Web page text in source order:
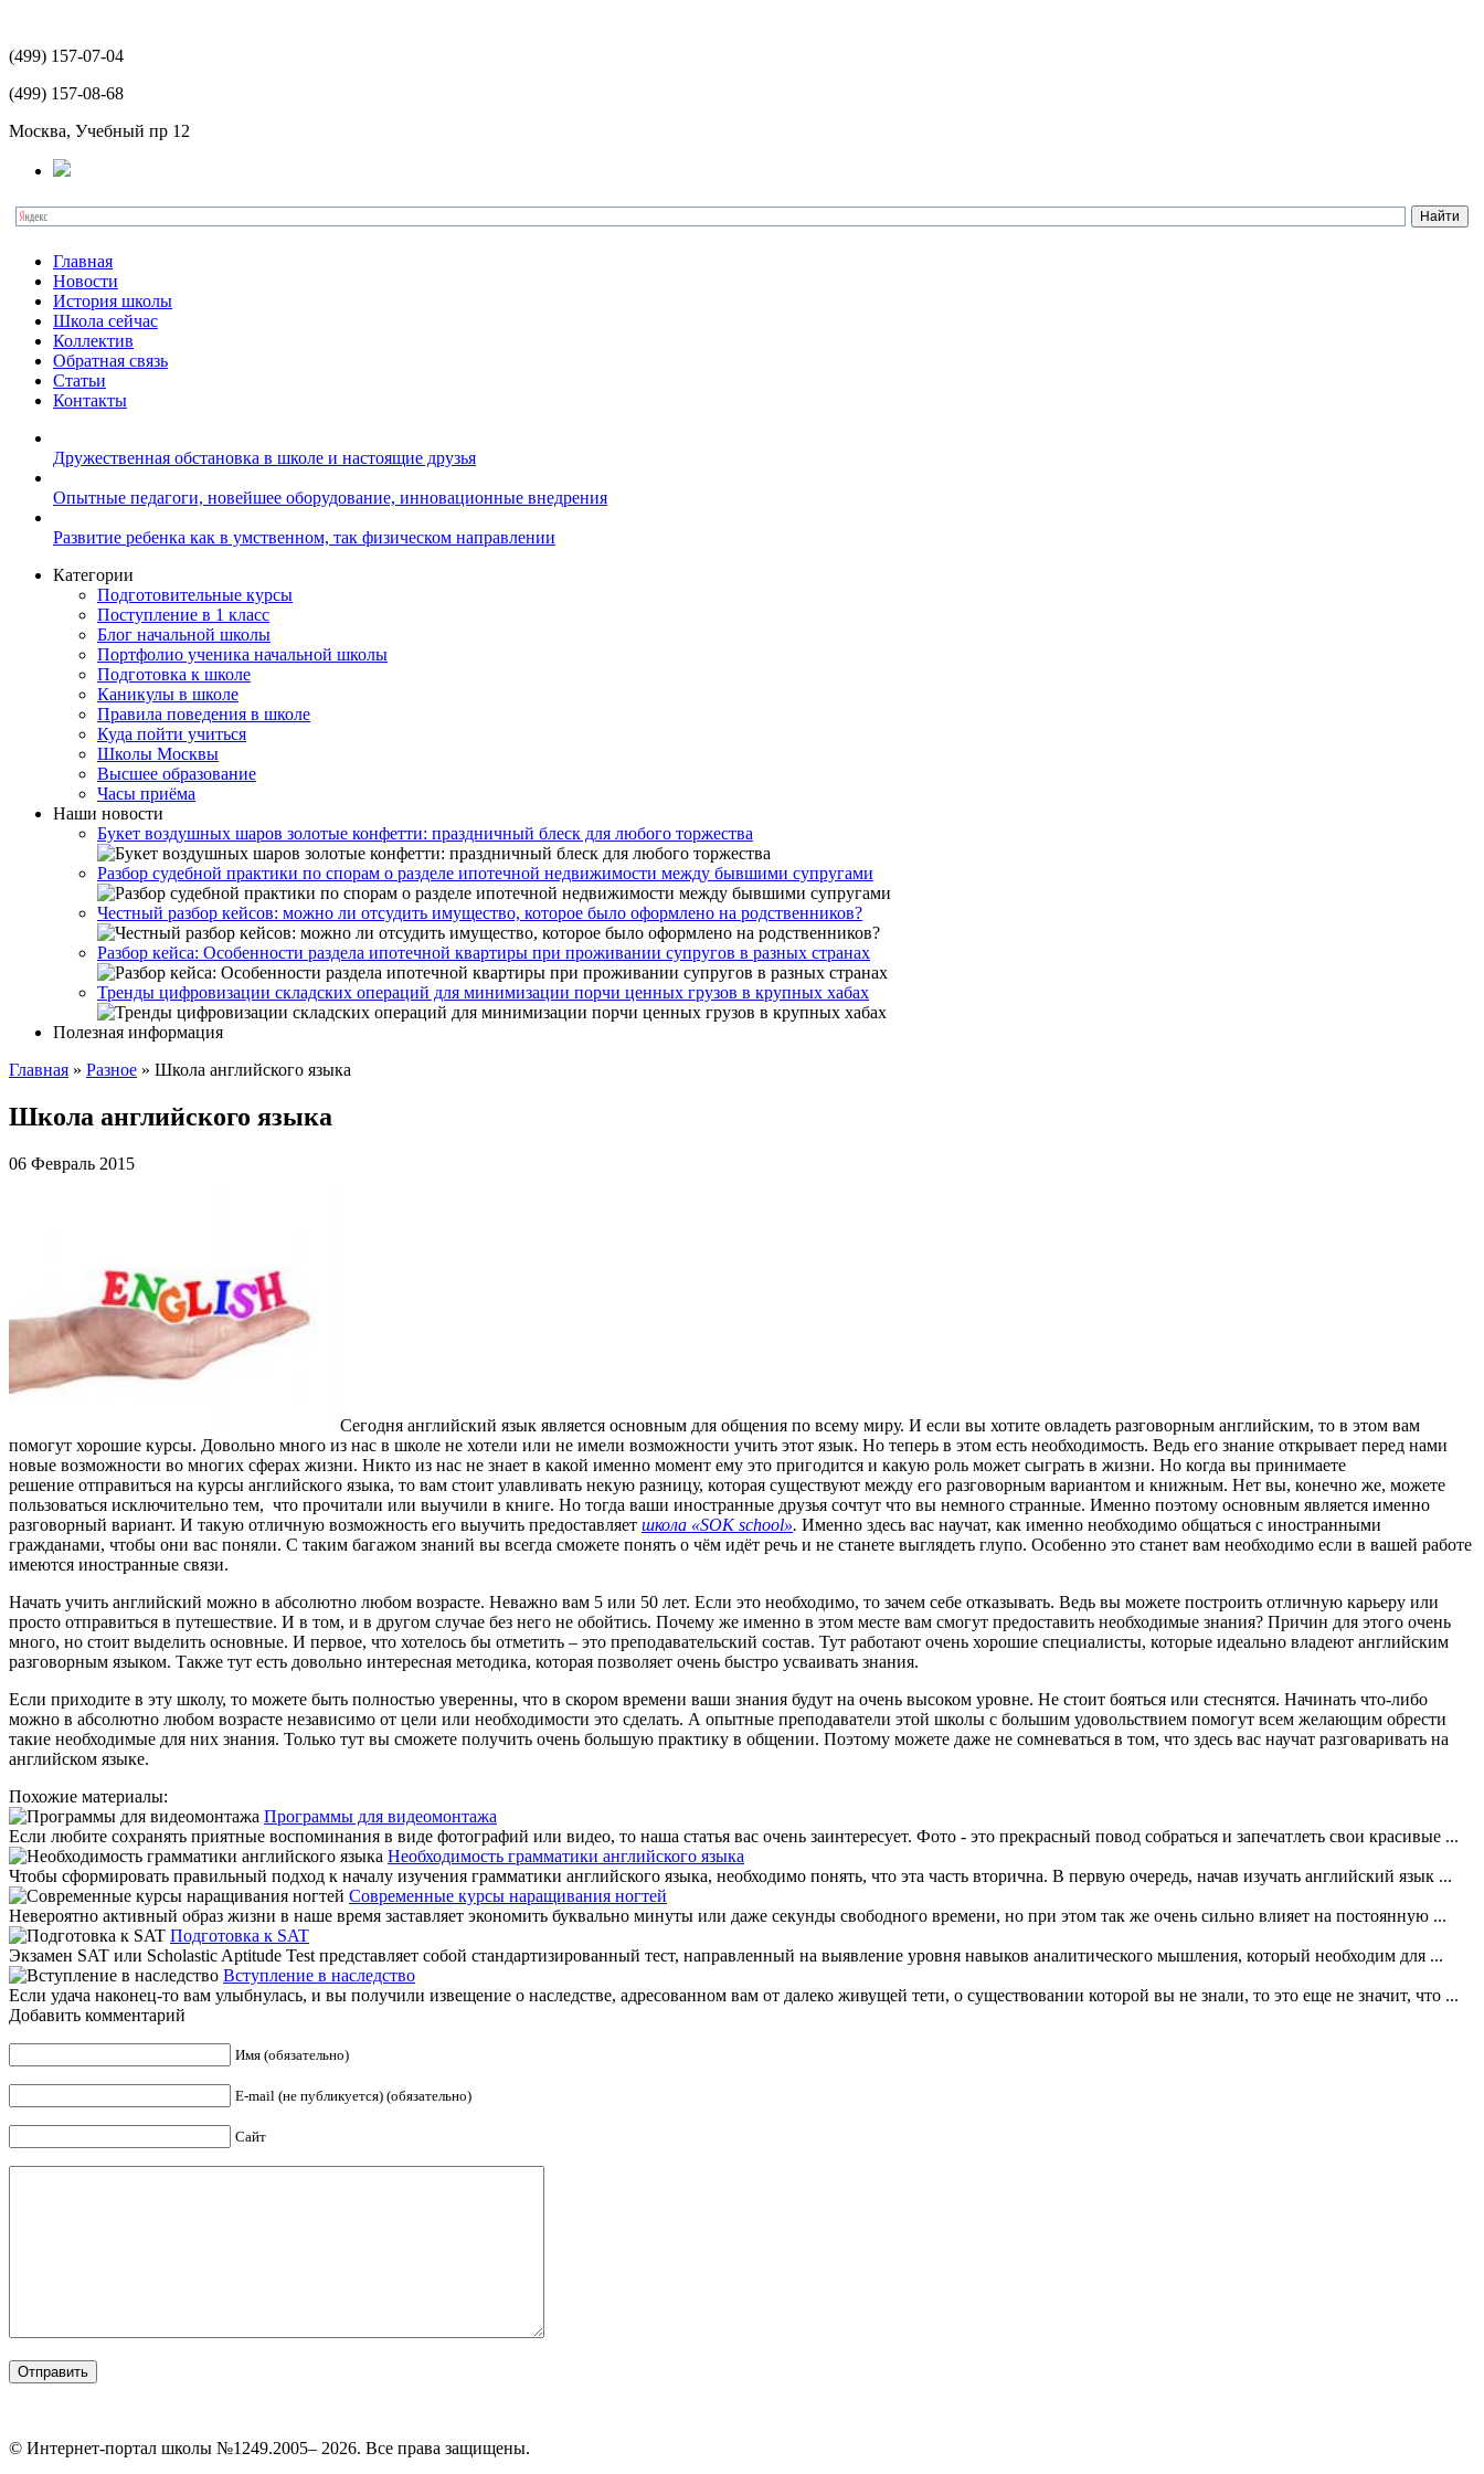
(499) 157-07-04
(499) 157-08-68
Москва, Учебный пр 12
Главная
Новости
История школы
Школа сейчас
Коллектив
Обратная связь
Статьи
Контакты
Дружественная обстановка в школе и настоящие друзья
Опытные педагоги, новейшее оборудование, инновационные внедрения
Развитие ребенка как в умственном, так физическом направлении
Категории
Подготовительные курсы
Поступление в 1 класс
Блог начальной школы
Портфолио ученика начальной школы
Подготовка к школе
Каникулы в школе
Правила поведения в школе
Куда пойти учиться
Школы Москвы
Высшее образование
Часы приёма
Наши новости
Букет воздушных шаров золотые конфетти: праздничный блеск для любого торжества
Разбор судебной практики по спорам о разделе ипотечной недвижимости между бывшими супругами
Честный разбор кейсов: можно ли отсудить имущество, которое было оформлено на родственников?
Разбор кейса: Особенности раздела ипотечной квартиры при проживании супругов в разных странах
Тренды цифровизации складских операций для минимизации порчи ценных грузов в крупных хабах
Полезная информация
Главная » Разное » Школа английского языка
Школа английского языка
06 Февраль 2015
Сегодня английский язык является основным для общения по всему миру. И если вы хотите овладеть разговорным английским, то в этом вам
помогут хорошие курсы. Довольно много из нас в школе не хотели или не имели возможности учить этот язык. Но теперь в этом есть необходимость. Ведь его знание открывает перед нами
новые возможности во многих сферах жизни. Никто из нас не знает в какой именно момент ему это пригодится и какую роль может сыграть в жизни. Но когда вы принимаете
решение отправиться на курсы английского языка, то вам стоит улавливать некую разницу, которая существуют между его разговорным вариантом и книжным. Нет вы, конечно же, можете
пользоваться исключительно тем, что прочитали или выучили в книге. Но тогда ваши иностранные друзья сочтут что вы немного странные. Именно поэтому основным является именно
разговорный вариант. И такую отличную возможность его выучить предоставляет школа «SOK school». Именно здесь вас научат, как именно необходимо общаться с иностранными
гражданами, чтобы они вас поняли. С таким багажом знаний вы всегда сможете понять о чём идёт речь и не станете выглядеть глупо. Особенно это станет вам необходимо если в вашей работе
имеются иностранные связи.
Начать учить английский можно в абсолютно любом возрасте. Неважно вам 5 или 50 лет. Если это необходимо, то зачем себе отказывать. Ведь вы можете построить отличную карьеру или
просто отправиться в путешествие. И в том, и в другом случае без него не обойтись. Почему же именно в этом месте вам смогут предоставить необходимые знания? Причин для этого очень
много, но стоит выделить основные. И первое, что хотелось бы отметить – это преподавательский состав. Тут работают очень хорошие специалисты, которые идеально владеют английским
разговорным языком. Также тут есть довольно интересная методика, которая позволяет очень быстро усваивать знания.
Если приходите в эту школу, то можете быть полностью уверенны, что в скором времени ваши знания будут на очень высоком уровне. Не стоит бояться или стеснятся. Начинать что-либо
можно в абсолютно любом возрасте независимо от цели или необходимости это сделать. А опытные преподаватели этой школы с большим удовольствием помогут всем желающим обрести
такие необходимые для них знания. Только тут вы сможете получить очень большую практику в общении. Поэтому можете даже не сомневаться в том, что здесь вас научат разговаривать на
английском языке.
Похожие материалы:
Программы для видеомонтажа
Если любите сохранять приятные воспоминания в виде фотографий или видео, то наша статья вас очень заинтересует. Фото - это прекрасный повод собраться и запечатлеть свои красивые ...
Необходимость грамматики английского языка
Чтобы сформировать правильный подход к началу изучения грамматики английского языка, необходимо понять, что эта часть вторична. В первую очередь, начав изучать английский язык ...
Современные курсы наращивания ногтей
Невероятно активный образ жизни в наше время заставляет экономить буквально минуты или даже секунды свободного времени, но при этом так же очень сильно влияет на постоянную ...
Подготовка к SAT
Экзамен SAT или Scholastic Aptitude Test представляет собой стандартизированный тест, направленный на выявление уровня навыков аналитического мышления, который необходим для ...
Вступление в наследство
Если удача наконец-то вам улыбнулась, и вы получили извещение о наследстве, адресованном вам от далеко живущей тети, о существовании которой вы не знали, то это еще не значит, что ...
Добавить комментарий
Имя (обязательно)
E-mail (не публикуется) (обязательно)
Сайт
© Интернет-портал школы №1249.2005– 2026. Все права защищены.